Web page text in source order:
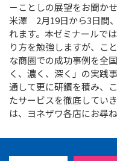
－ことしの展望をお聞か
米澤 2月19日から3日間
れます。本ゼミナールで
り方を勉強しますが、こ
な商圏での成功事例を全
く、濃く、深く」の実践
通して更に研鑽を積み、
たサービスを徹底してい
は、ヨネザワ各店にお尋